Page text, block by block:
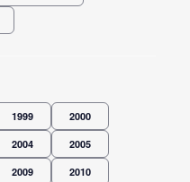
1999 2000
2004 2005
2009 2010